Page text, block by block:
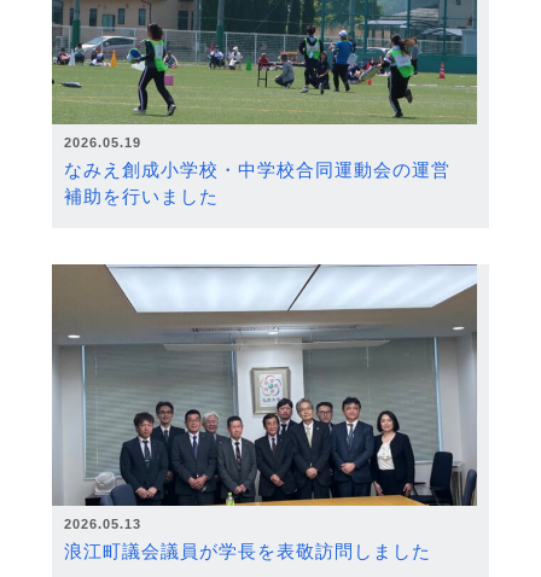
2026.05.19
なみえ創成小学校・中学校合同運動会の運営
補助を行いました
2026.05.13
浪江町議会議員が学長を表敬訪問しました